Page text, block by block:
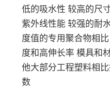
低的吸水性 较高的尺
紫外线性能 较强的耐
度值的专用聚合物相
度和高伸长率 模具和
他大部分工程塑料相
数